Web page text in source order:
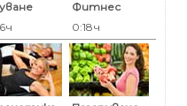
Фитнес
0:18ч